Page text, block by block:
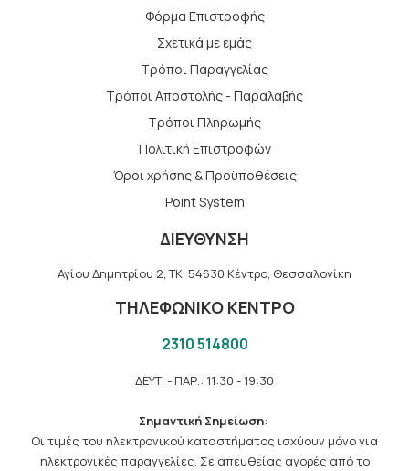
Φόρμα Επιστροφής
Σχετικά με εμάς
Τρόποι Παραγγελίας
Τρόποι Αποστολής - Παραλαβής
Tρόποι Πληρωμής
Πολιτική Επιστροφών
Όροι χρήσης & Προϋποθέσεις
Point System
ΔΙΕΥΘΥΝΣΗ
Αγίου Δημητρίου 2, TK. 54630 Κέντρο, Θεσσαλονίκη
ΤΗΛΕΦΩΝΙΚΟ ΚΕΝΤΡΟ
2310 514800
ΔΕΥΤ. - ΠΑΡ.: 11:30 - 19:30
Σημαντική Σημείωση:
Οι τιμές του ηλεκτρονικού καταστήματος ισχύουν μόνο για
ηλεκτρονικές παραγγελίες. Σε απευθείας αγορές από το